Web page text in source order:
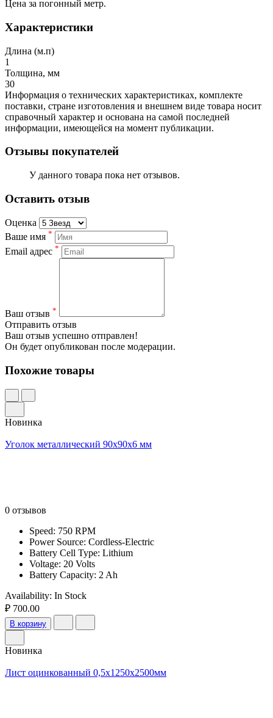
Цена за погонный метр.
Характеристики
Длина (м.п)
1
Толщина, мм
30
Информация о технических характеристиках, комплекте
поставки, стране изготовления и внешнем виде товара носит
справочный характер и основана на самой последней
информации, имеющейся на момент публикации.
Отзывы покупателей
У данного товара пока нет отзывов.
Оставить отзыв
Оценка
Ваше имя *
Email адрес *
Ваш отзыв *
Отправить отзыв
Ваш отзыв успешно отправлен!
Он будет опубликован после модерации.
Похожие товары
Новинка
Уголок металлический 90x90x6 мм
0 отзывов
Speed: 750 RPM
Power Source: Cordless-Electric
Battery Cell Type: Lithium
Voltage: 20 Volts
Battery Capacity: 2 Ah
Availability: In Stock
₽ 700.00
В корзину
Новинка
Лист оцинкованный 0,5х1250х2500мм